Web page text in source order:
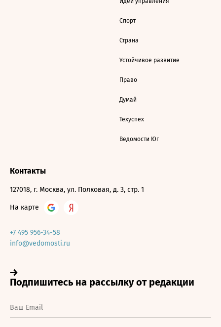
Спорт
Страна
Устойчивое развитие
Право
Думай
Техуспех
Ведомости Юг
Контакты
127018, г. Москва, ул. Полковая, д. 3, стр. 1
На карте
+7 495 956-34-58
info@vedomosti.ru